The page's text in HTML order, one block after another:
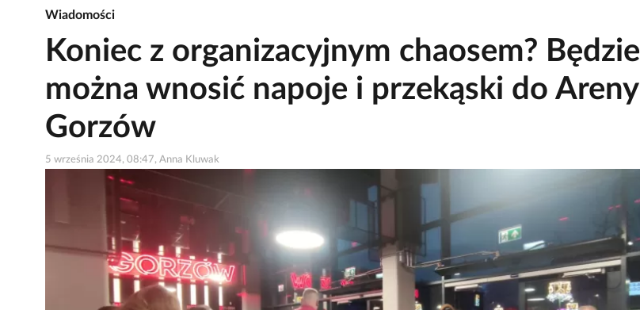
Wiadomości
Koniec z organizacyjnym chaosem? Będzie
można wnosić napoje i przekąski do Areny
Gorzów
5 września 2024, 08:47, Anna Kluwak